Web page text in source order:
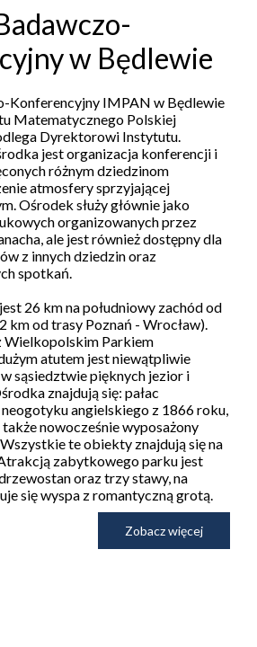
w Będlewie
Konferencyjny IMPAN w Będlewie
Matematycznego Polskiej
Dyrektorowi Instytutu.
jest organizacja konferencji i
różnym dziedzinom
atmosfery sprzyjającej
Ośrodek służy głównie jako
organizowanych przez
ale jest również dostępny dla
z innych dziedzin oraz
spotkań.
26 km na południowy zachód od
km od trasy Poznań - Wrocław).
Wielkopolskim Parkiem
atutem jest niewątpliwie
sąsiedztwie pięknych jezior i
znajdują się: pałac
angielskiego z 1866 roku,
nowocześnie wyposażony
te obiekty znajdują się na
zabytkowego parku jest
oraz trzy stawy, na
się wyspa z romantyczną grotą.
Zobacz więcej